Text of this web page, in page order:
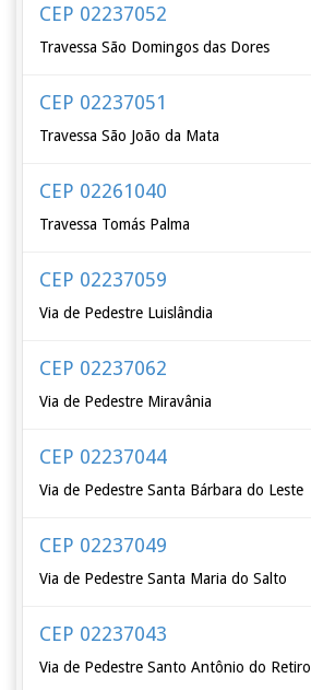
CEP 02237052
Travessa São Domingos das Dores
CEP 02237051
Travessa São João da Mata
CEP 02261040
Travessa Tomás Palma
CEP 02237059
Via de Pedestre Luislândia
CEP 02237062
Via de Pedestre Miravânia
CEP 02237044
Via de Pedestre Santa Bárbara do Leste
CEP 02237049
Via de Pedestre Santa Maria do Salto
CEP 02237043
Via de Pedestre Santo Antônio do Retiro